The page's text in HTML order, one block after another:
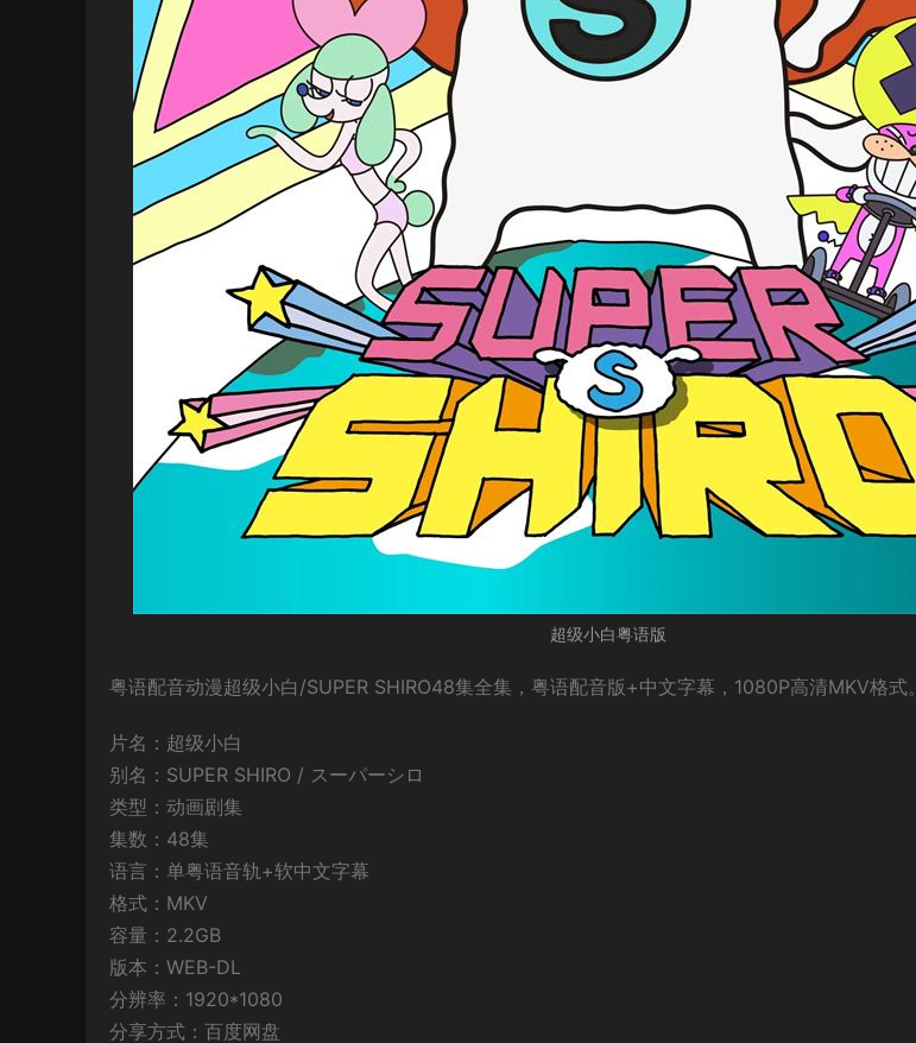
超级小白粤语版
粤语配音动漫超级小白/SUPER SHIRO48集全集，粤语配音版+中文字幕，1080P高清MKV格式。
片名：超级小白
别名：SUPER SHIRO / スーパーシロ
类型：动画剧集
集数：48集
语言：单粤语音轨+软中文字幕
格式：MKV
容量：2.2GB
版本：WEB-DL
分辨率：1920*1080
分享方式：百度网盘